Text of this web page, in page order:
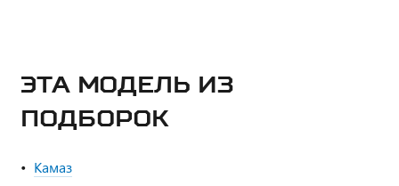
ЭТА МОДЕЛЬ ИЗ
ПОДБОРОК
Камаз